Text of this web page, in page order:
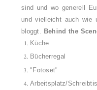
sind und wo generell
und vielleicht auch wie
bloggt. Behind the
Küche
Bücherregal
"Fotoset"
Arbeitsplatz/